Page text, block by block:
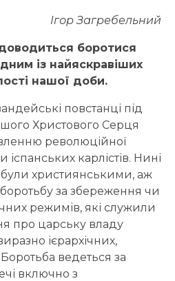
Ігор Загребельний
боротися
із найяскравіших
нашої доби.
повстанці під
Христового Серця
революційної
іспанських карлістів. Нині
були християнськими, аж
за збереження чи
режимів, які служили
про царську владу
ієрархічних,
ведеться за
включно з